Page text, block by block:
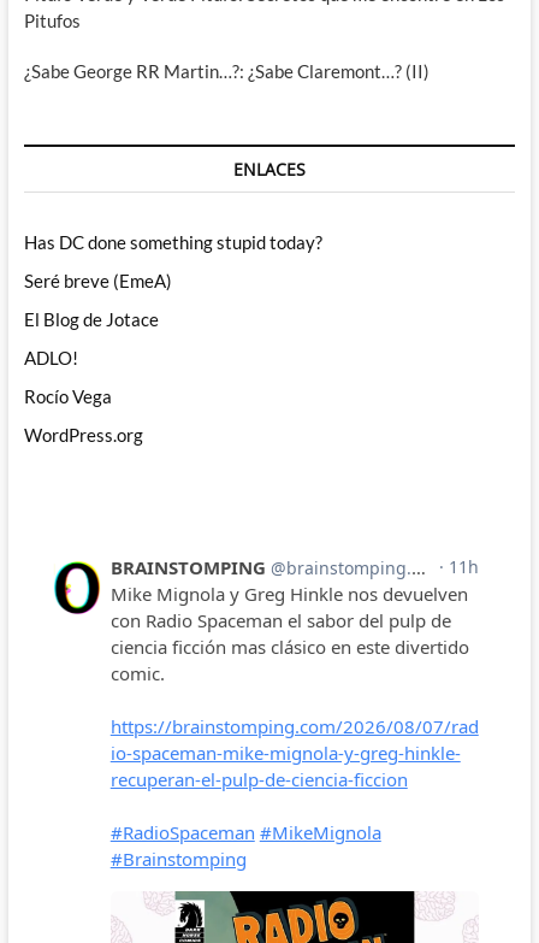
Pitufos
¿Sabe George RR Martin…?: ¿Sabe Claremont…? (II)
ENLACES
Has DC done something stupid today?
Seré breve (EmeA)
El Blog de Jotace
ADLO!
Rocío Vega
WordPress.org